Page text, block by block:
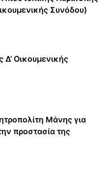
Συνόδου)
Δ’ Οικουμενικής
Μάνης για
προστασία της